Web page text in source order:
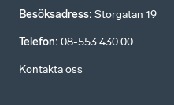
Besöksadress: Storgatan 19
Telefon: 08-553 430 00
Kontakta oss